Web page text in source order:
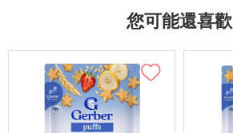
您可能還喜歡